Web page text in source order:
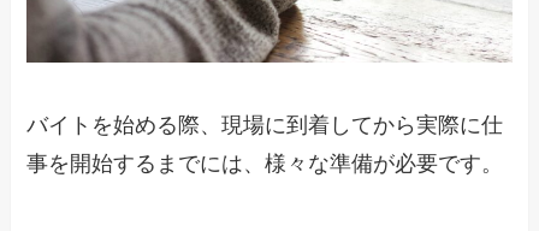
バイトを始める際、現場に到着してから実際に仕
事を開始するまでには、様々な準備が必要です。